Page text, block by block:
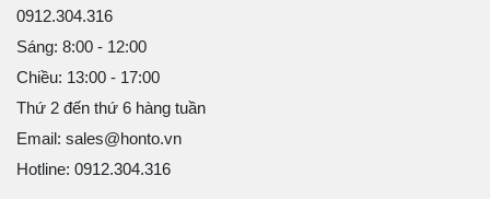
0912.304.316
Sáng: 8:00 - 12:00
Chiều: 13:00 - 17:00
Thứ 2 đến thứ 6 hàng tuần
Email: sales@honto.vn
Hotline: 0912.304.316